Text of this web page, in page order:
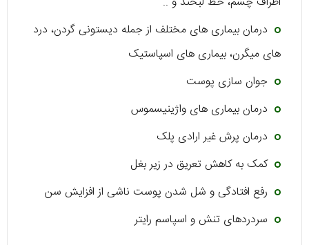
درمان بیماری های مختلف از جمله دیستونی گردن، درد
های میگرن، بیماری های اسپاستیک
جوان سازی پوست
درمان بیماری های واژینیسموس
درمان پرش غیر ارادی پلک
کمک به کاهش تعریق در زیر بغل
رفع افتادگی و شل شدن پوست ناشی از افزایش سن
سردردهای تنش و اسپاسم رایتر